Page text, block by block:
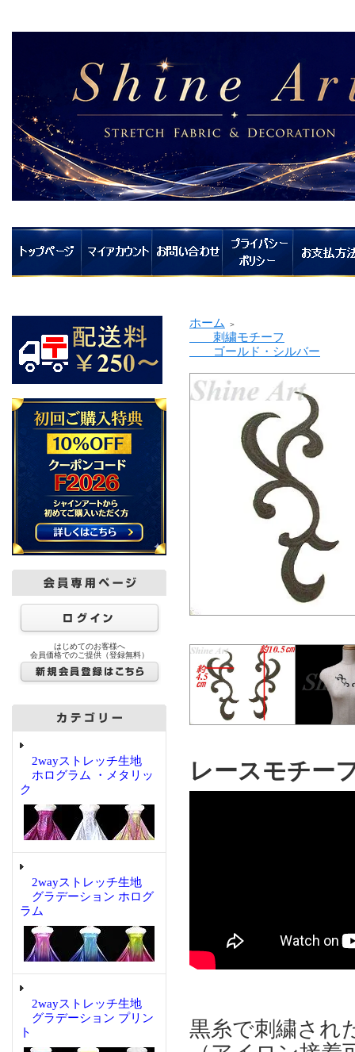
はじめてのお客様へ
会員価格でのご提供（登録無料）
2wayストレッチ生地
ホログラム ・メタリッ
ク
2wayストレッチ生地
グラデーション ホログ
ラム
2wayストレッチ生地
グラデーション プリン
ト
ホーム ＞
刺繍モチーフ
ゴールド・シルバー
レースモチ
黒糸で刺繍され